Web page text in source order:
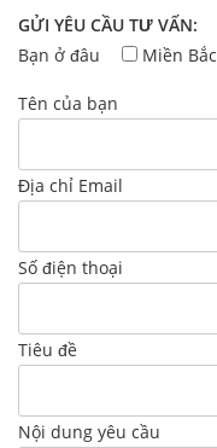
GỬI YÊU CẦU TƯ VẤN:
Bạn ở đâu
Miền Bắc
Tên của bạn
Địa chỉ Email
Số điện thoại
Tiêu đề
Nội dung yêu cầu